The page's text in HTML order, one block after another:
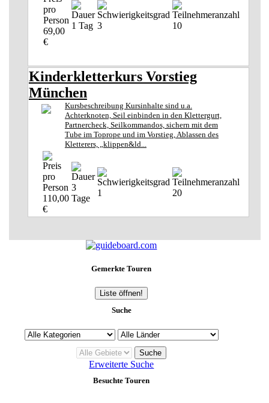
69,00
€
1 Tag 3 10
Kinderkletterkurs Vorstieg
München
Kursbeschreibung Kursinhalte sind u.a.
Achterknoten, Seil einbinden in den Klettergurt,
Partnercheck, Seilkommandos, sichern mit dem
Tube im Toprope und im Vorstieg, Ablassen des
Kletterers, „klippen&ld...
110,00
€
3
Tage
1 20
Gemerkte Touren
Liste öffnen!
Suche
Erweiterte Suche
Besuchte Touren